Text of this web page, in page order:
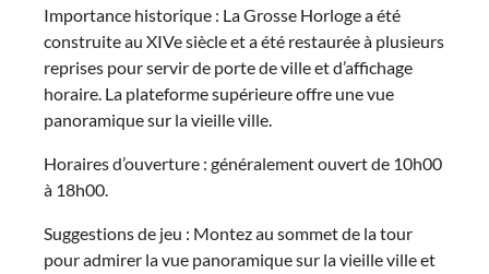
Importance historique : La Grosse Horloge a été
construite au XIVe siècle et a été restaurée à plusieurs
reprises pour servir de porte de ville et d’affichage
horaire. La plateforme supérieure offre une vue
panoramique sur la vieille ville.
Horaires d’ouverture : généralement ouvert de 10h00
à 18h00.
Suggestions de jeu : Montez au sommet de la tour
pour admirer la vue panoramique sur la vieille ville et